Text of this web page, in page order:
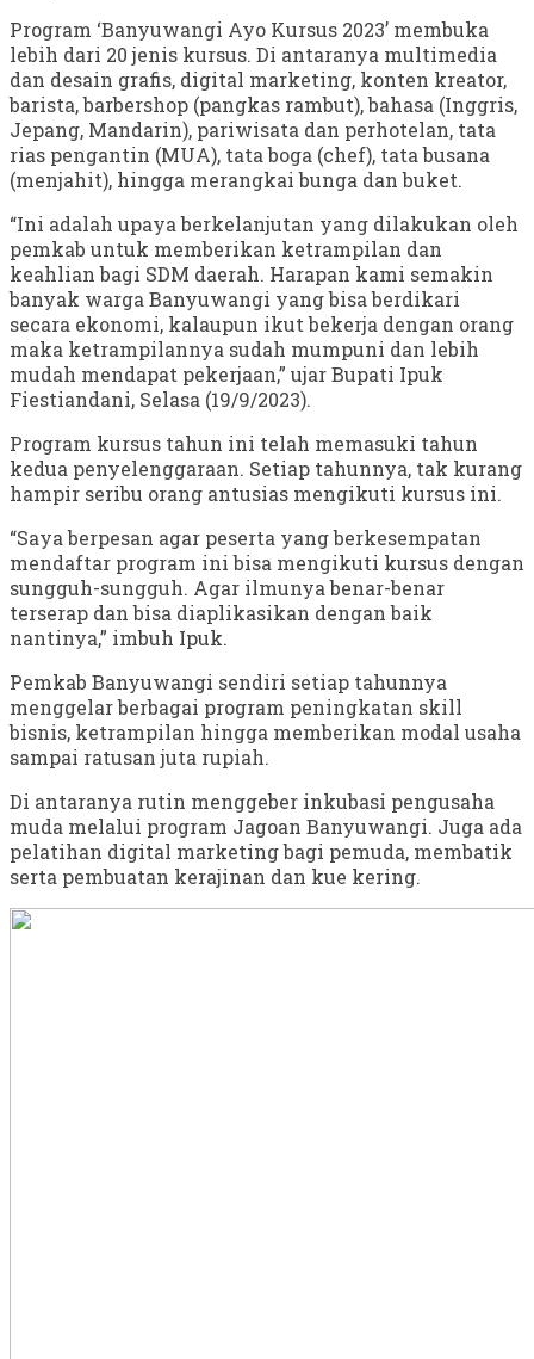
Program ‘Banyuwangi Ayo Kursus 2023’ membuka
lebih dari 20 jenis kursus. Di antaranya multimedia
dan desain grafis, digital marketing, konten kreator,
barista, barbershop (pangkas rambut), bahasa (Inggris,
Jepang, Mandarin), pariwisata dan perhotelan, tata
rias pengantin (MUA), tata boga (chef), tata busana
(menjahit), hingga merangkai bunga dan buket.
“Ini adalah upaya berkelanjutan yang dilakukan oleh
pemkab untuk memberikan ketrampilan dan
keahlian bagi SDM daerah. Harapan kami semakin
banyak warga Banyuwangi yang bisa berdikari
secara ekonomi, kalaupun ikut bekerja dengan orang
maka ketrampilannya sudah mumpuni dan lebih
mudah mendapat pekerjaan,” ujar Bupati Ipuk
Fiestiandani, Selasa (19/9/2023).
Program kursus tahun ini telah memasuki tahun
kedua penyelenggaraan. Setiap tahunnya, tak kurang
hampir seribu orang antusias mengikuti kursus ini.
“Saya berpesan agar peserta yang berkesempatan
mendaftar program ini bisa mengikuti kursus dengan
sungguh-sungguh. Agar ilmunya benar-benar
terserap dan bisa diaplikasikan dengan baik
nantinya,” imbuh Ipuk.
Pemkab Banyuwangi sendiri setiap tahunnya
menggelar berbagai program peningkatan skill
bisnis, ketrampilan hingga memberikan modal usaha
sampai ratusan juta rupiah.
Di antaranya rutin menggeber inkubasi pengusaha
muda melalui program Jagoan Banyuwangi. Juga ada
pelatihan digital marketing bagi pemuda, membatik
serta pembuatan kerajinan dan kue kering.